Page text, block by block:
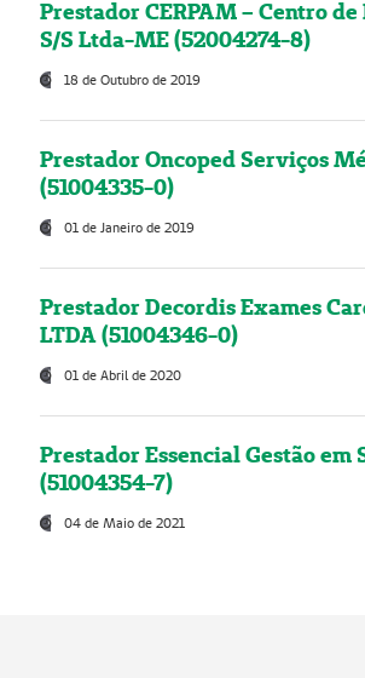
Prestador CERPAM – Centro
S/S Ltda-ME (52004274-8)
18 de Outubro de 2019
Prestador Oncoped Serviços
(51004335-0)
01 de Janeiro de 2019
Prestador Decordis Exames
LTDA (51004346-0)
01 de Abril de 2020
Prestador Essencial Gestão em
(51004354-7)
04 de Maio de 2021